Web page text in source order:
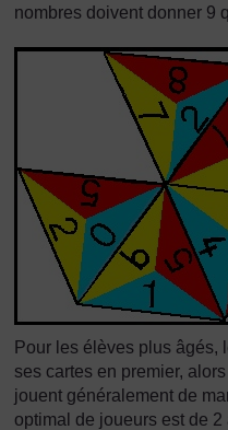
nombres doivent donner 9
Pour les élèves plus âgés,
ses cartes en premier,
jouent généralement de
optimal de joueurs est de